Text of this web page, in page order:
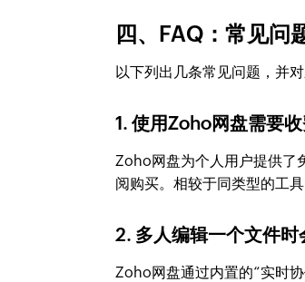
四、FAQ：常见问
以下列出几条常见问题，并对
1. 使用Zoho网盘需要收
Zoho网盘为个人用户提供了
阅购买。相较于同类型的工
2. 多人编辑一个文件时
Zoho网盘通过内置的“实时